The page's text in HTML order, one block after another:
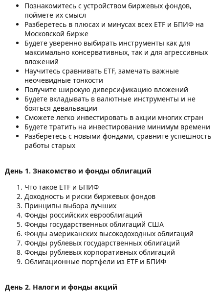
Познакомитесь с устройством биржевых фондов,
поймете их смысл
Разберетесь в плюсах и минусах всех ETF и БПИФ на
Московской бирже
Будете уверенно выбирать инструменты как для
максимально консервативных, так и для агрессивных
вложений
Научитесь сравнивать ETF, замечать важные
неочевидные тонкости
Получите широкую диверсификацию вложений
Будете вкладывать в валютные инструменты и не
бояться девальвации
Сможете легко инвестировать в акции многих стран
Будете тратить на инвестирование минимум времени
Разберетесь с новыми фондами, сравните успешность
работы старых
День 1. Знакомство и фонды облигаций
Что такое ETF и БПИФ
Доходность и риски биржевых фондов
Принципы выбора лучших
Фонды российских еврооблигаций
Фонды государственных облигаций США
Фонды американских высокодоходных облигаций
Фонды рублевых государственных облигаций
Фонды рублевых корпоративных облигаций
Облигационные портфели из ETF и БПИФ
День 2. Налоги и фонды акций